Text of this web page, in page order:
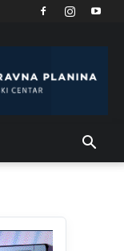
oni
sta je